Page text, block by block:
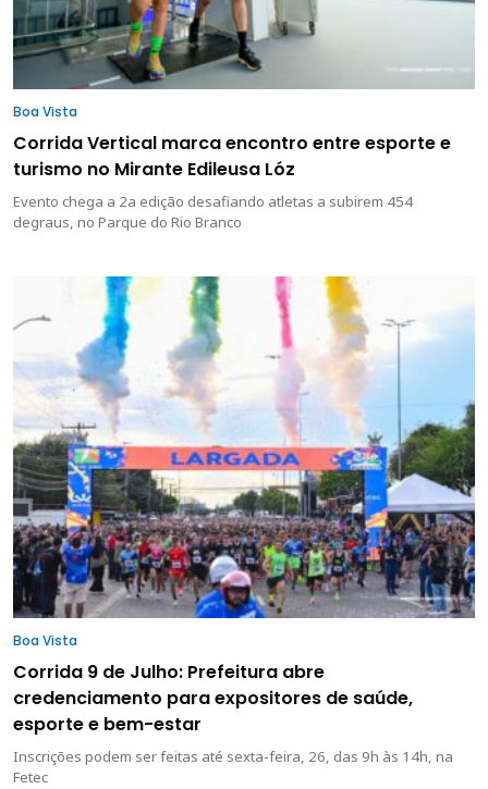
Boa Vista
Corrida Vertical marca encontro entre esporte e
turismo no Mirante Edileusa Lóz
Evento chega a 2a edição desafiando atletas a subirem 454
degraus, no Parque do Rio Branco
Boa Vista
Corrida 9 de Julho: Prefeitura abre
credenciamento para expositores de saúde,
esporte e bem-estar
Inscrições podem ser feitas até sexta-feira, 26, das 9h às 14h, na
Fetec